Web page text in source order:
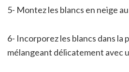
5- Montez les blancs en neige
6- Incorporez les blancs dans la
mélangeant délicatement avec